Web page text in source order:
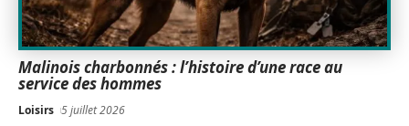
Malinois charbonnés : l’histoire d’une race au
service des hommes
Loisirs 5 juillet 2026